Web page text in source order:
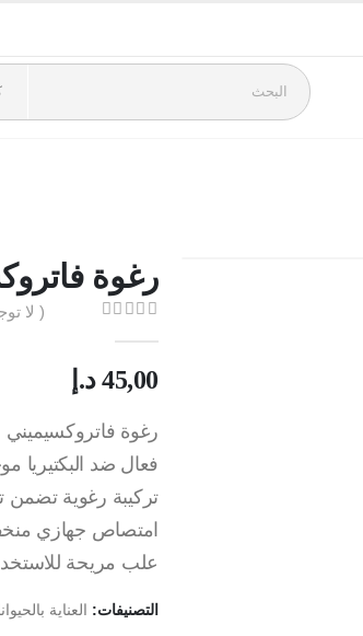
رغوة
( لا
45,00 د.إ
رغوة
فعال ضد البكتيريا
تركيبة رغوية تضمن
امتصاص جهازي منخفض
علب مريحة
التصنيفات: العناية